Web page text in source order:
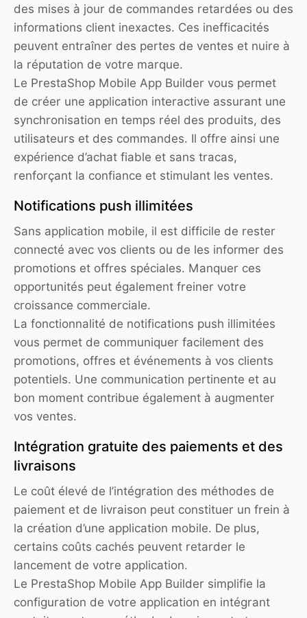
des mises à jour de commandes retardées ou des
informations client inexactes. Ces inefficacités
peuvent entraîner des pertes de ventes et nuire à
la réputation de votre marque.
Le PrestaShop Mobile App Builder vous permet
de créer une application interactive assurant une
synchronisation en temps réel des produits, des
utilisateurs et des commandes. Il offre ainsi une
expérience d’achat fiable et sans tracas,
renforçant la confiance et stimulant les ventes.
Notifications push illimitées
Sans application mobile, il est difficile de rester
connecté avec vos clients ou de les informer des
promotions et offres spéciales. Manquer ces
opportunités peut également freiner votre
croissance commerciale.
La fonctionnalité de notifications push illimitées
vous permet de communiquer facilement des
promotions, offres et événements à vos clients
potentiels. Une communication pertinente et au
bon moment contribue également à augmenter
vos ventes.
Intégration gratuite des paiements et des
livraisons
Le coût élevé de l’intégration des méthodes de
paiement et de livraison peut constituer un frein à
la création d’une application mobile. De plus,
certains coûts cachés peuvent retarder le
lancement de votre application.
Le PrestaShop Mobile App Builder simplifie la
configuration de votre application en intégrant